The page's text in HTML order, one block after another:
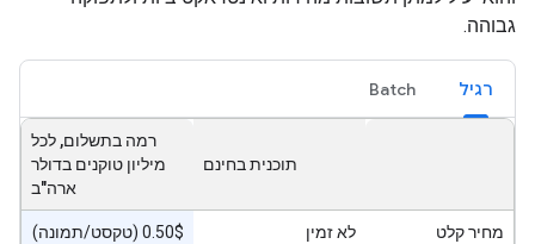
גבוהה.
רגיל Batch
תוכנית בחינם
רמה בתשלום, לכל
מיליון טוקנים בדולר
ארה"ב
מחיר קלט לא זמין ‫0.50$ (טקסט/תמונה)